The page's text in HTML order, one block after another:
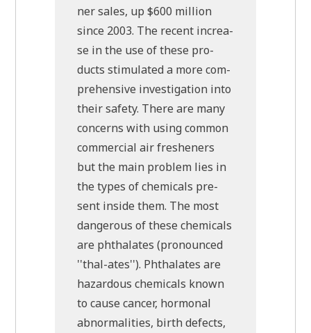
ner sales, up $600 mil­li­on
sin­ce 2003. The recent increa­
se in the use of the­se pro­
ducts sti­mu­la­ted a more com­
pre­hen­si­ve inve­sti­ga­ti­on into
their safe­ty. The­re are many
con­cerns with using com­mon
com­mer­cial air fres­he­ners
but the main pro­blem lies in
the types of che­micals pre­
sent insi­de them. The most
dan­ge­rous of the­se che­micals
are phtha­la­tes (pro­no­un­ced
''thal-ates''). Phtha­la­tes are
hazar­dous che­micals known
to cau­se can­cer, hor­mo­n­al
abnor­ma­li­ties, birth defects,